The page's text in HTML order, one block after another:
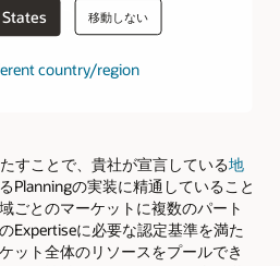
移動しない
country/region
すことで、貴社が宣言している地
Planningの実装に精通していること
ごとのマーケットに複数のパート
Expertiseに必要な認定基準を満た
ット全体のリソースをプールでき